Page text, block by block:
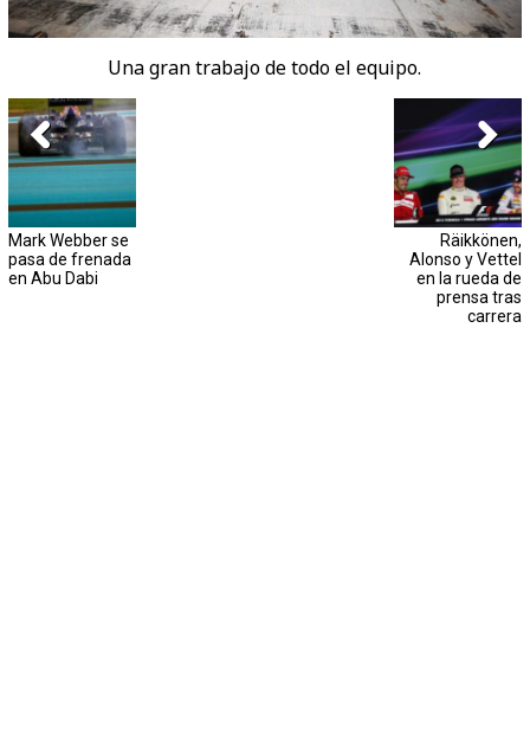
Una gran trabajo de todo el equipo.
Mark Webber se
pasa de frenada
en Abu Dabi
Räikkönen,
Alonso y Vettel
en la rueda de
prensa tras
carrera